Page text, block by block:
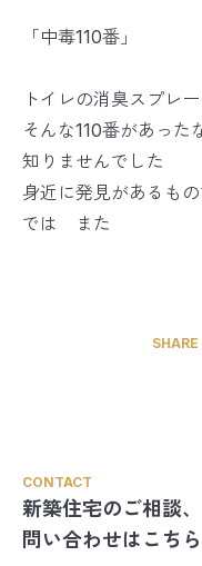
「中毒110番」
トイレの消臭スプレ
そんな110番があった
知りませんでした
身近に発見があるも
では また
SHARE
CONTACT
新築住宅のご相談、
問い合わせはこちら